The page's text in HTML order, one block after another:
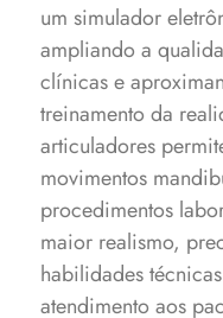
um simulador
ampliando a
clínicas e
treinamento da
articuladores
movimentos
procedimentos
maior realismo,
habilidades
atendimento aos